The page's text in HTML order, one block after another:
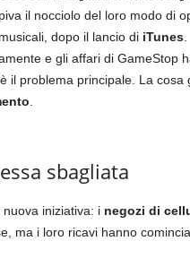
il nocciolo del loro modo di
dopo il lancio di iTunes.
e gli affari di GameStop
il problema principale. La cosa
sbagliata
iniziativa: i negozi di
ma i loro ricavi hanno